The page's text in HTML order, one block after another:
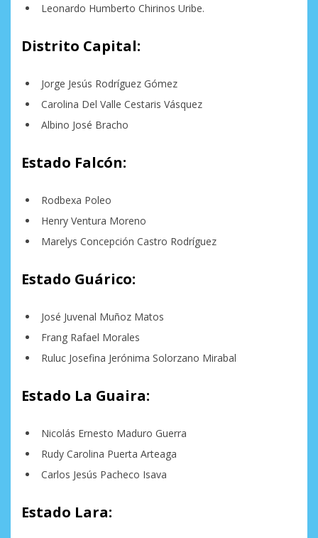
Leonardo Humberto Chirinos Uribe.
Distrito Capital:
Jorge Jesús Rodríguez Gómez
Carolina Del Valle Cestaris Vásquez
Albino José Bracho
Estado Falcón:
Rodbexa Poleo
Henry Ventura Moreno
Marelys Concepción Castro Rodríguez
Estado Guárico:
José Juvenal Muñoz Matos
Frang Rafael Morales
Ruluc Josefina Jerónima Solorzano Mirabal
Estado La Guaira:
Nicolás Ernesto Maduro Guerra
Rudy Carolina Puerta Arteaga
Carlos Jesús Pacheco Isava
Estado Lara: